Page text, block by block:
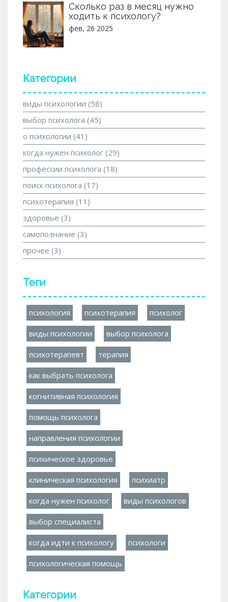
Сколько раз в месяц нужно
ходить к психологу?
фев, 26 2025
Категории
виды психологии (58)
выбор психолога (45)
о психологии (41)
когда нужен психолог (29)
профессии психолога (18)
поиск психолога (17)
психотерапия (11)
здоровье (3)
самопознание (3)
прочее (3)
Теги
психология психотерапия психолог
виды психологии выбор психолога
психотерапевт терапия
как выбрать психолога
когнитивная психология
помощь психолога
направления психологии
психическое здоровье
клиническая психология психиатр
когда нужен психолог виды психологов
выбор специалиста
когда идти к психологу психологи
психологическая помощь
Категории